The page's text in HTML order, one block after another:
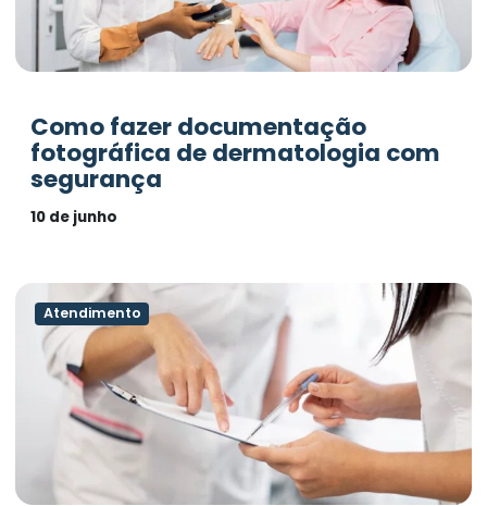
Como fazer documentação
fotográfica de dermatologia com
segurança
10 de junho
Atendimento